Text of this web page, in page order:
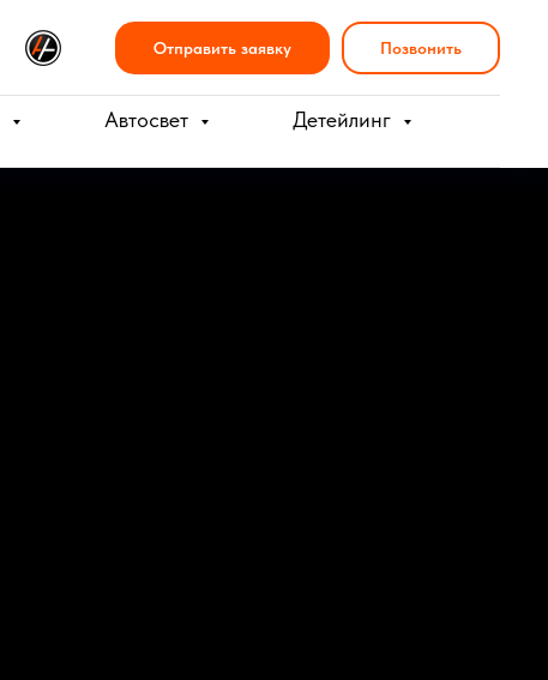
Отправить заявку Позвонить
Автосвет
Детейлинг